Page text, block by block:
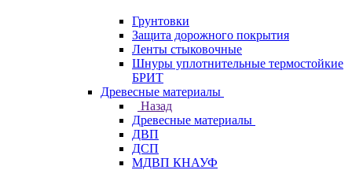
Грунтовки
Защита дорожного покрытия
Ленты стыковочные
Шнуры уплотнительные термостойкие
БРИТ
Древесные материалы
Назад
Древесные материалы
ДВП
ДСП
МДВП КНАУФ